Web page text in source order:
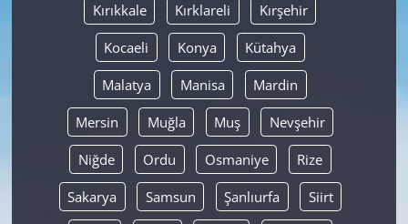
Kırıkkale Kırklareli Kırşehir
Kocaeli Konya Kütahya
Malatya Manisa Mardin
Mersin Muğla Muş Nevşehir
Niğde Ordu Osmaniye Rize
Sakarya Samsun Şanlıurfa Siirt